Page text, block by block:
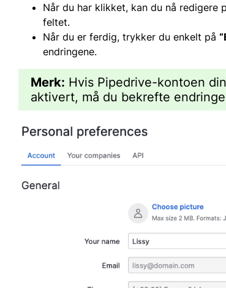
Når du har klikket, kan du nå redigere
feltet.
Når du er ferdig, trykker du enkelt på
endringene.
Merk: Hvis Pipedrive-kontoen
aktivert, må du bekrefte